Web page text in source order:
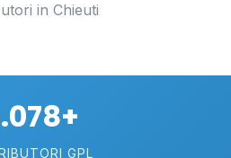
in Chieuti
GPL